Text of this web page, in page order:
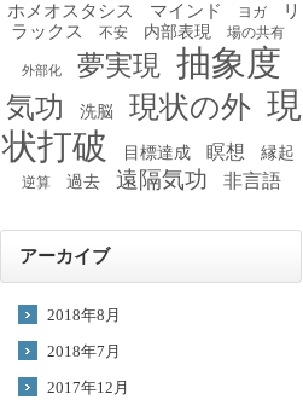
ホメオスタシス マインド ヨガ
リ
ラックス
不安 内部表現 場の共有
外部化 夢実現 抽象度
気功 洗脳 現状の外 現
状打破
目標達成 瞑想 縁起
逆算 過去 遠隔気功 非言語
アーカイブ
2018年8月
2018年7月
2017年12月